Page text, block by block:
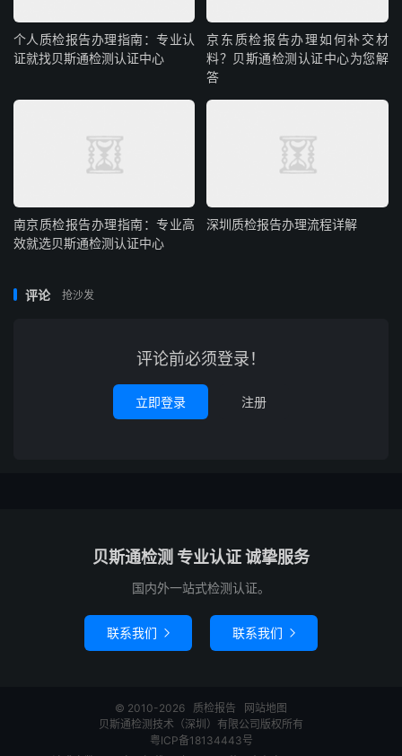
个人质检报告办理指南：专业认
证就找贝斯通检测认证中心
京东质检报告办理如何补交材
料？贝斯通检测认证中心为您解
答
南京质检报告办理指南：专业高
效就选贝斯通检测认证中心
深圳质检报告办理流程详解
评论 抢沙发
评论前必须登录！
立即登录 注册
贝斯通检测 专业认证 诚挚服务
国内外一站式检测认证。
联系我们  联系我们 
© 2010-2026 质检报告
网站地图
贝斯通检测技术（深圳）有限公司版权所有
粤ICP备18134443号